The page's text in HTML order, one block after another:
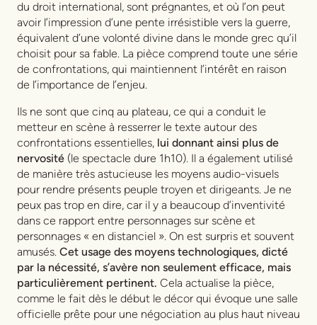
du droit international, sont prégnantes, et où l’on peut
avoir l’impression d’une pente irrésistible vers la guerre,
équivalent d’une volonté divine dans le monde grec qu’il
choisit pour sa fable. La pièce comprend toute une série
de confrontations, qui maintiennent l’intérêt en raison
de l’importance de l’enjeu.
Ils ne sont que cinq au plateau, ce qui a conduit le
metteur en scène à resserrer le texte autour des
confrontations essentielles, lui donnant ainsi plus de
nervosité (le spectacle dure 1h10). Il a également utilisé
de manière très astucieuse les moyens audio-visuels
pour rendre présents peuple troyen et dirigeants. Je ne
peux pas trop en dire, car il y a beaucoup d’inventivité
dans ce rapport entre personnages sur scène et
personnages « en distanciel ». On est surpris et souvent
amusés. Cet usage des moyens technologiques, dicté
par la nécessité, s’avère non seulement efficace, mais
particulièrement pertinent. Cela actualise la pièce,
comme le fait dès le début le décor qui évoque une salle
officielle prête pour une négociation au plus haut niveau